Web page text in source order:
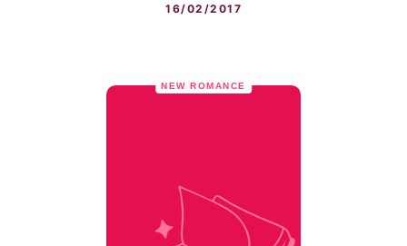
16/02/2017
NEW ROMANCE